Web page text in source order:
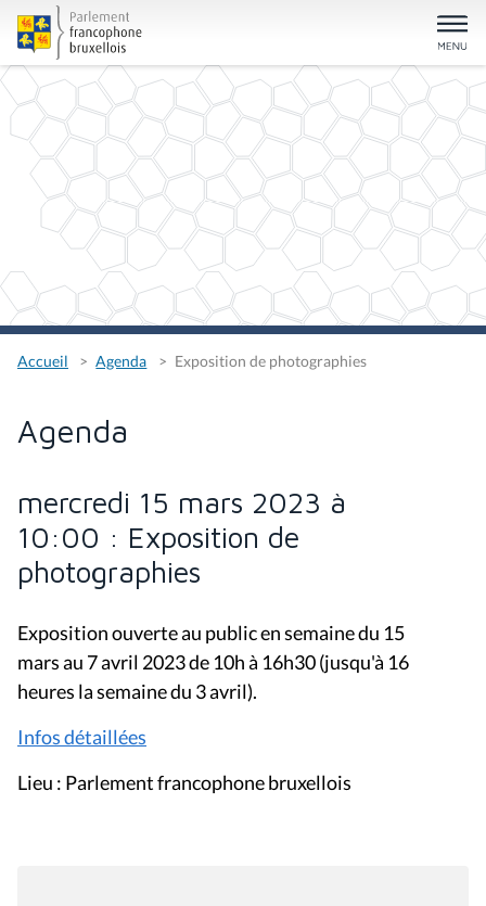
Accueil Agenda Exposition de photographies
Agenda
mercredi 15 mars 2023 à
10:00 : Exposition de
photographies
Exposition ouverte au public en semaine du 15
mars au 7 avril 2023 de 10h à 16h30 (jusqu'à 16
heures la semaine du 3 avril).
Infos détaillées
Lieu : Parlement francophone bruxellois